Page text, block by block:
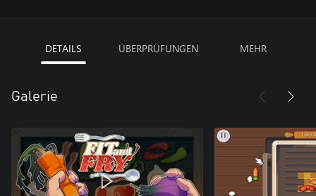
DETAILS ÜBERPRÜFUNGEN MEHR
Galerie